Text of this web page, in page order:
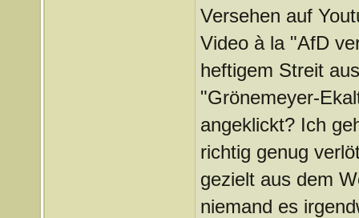
Versehen auf
Video à la "AfD
heftigem Streit
"Grönemeyer-
angeklickt? Ich
richtig genug
gezielt aus dem
niemand es